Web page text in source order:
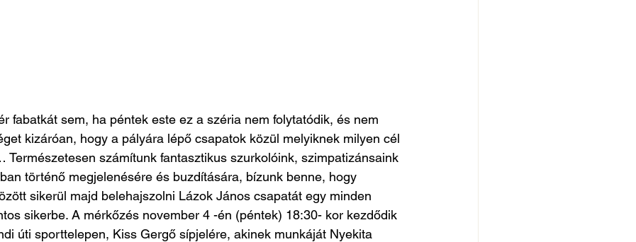
fabatkát sem, ha péntek este ez a széria nem folytatódik, és nem
kizáróan, hogy a pályára lépő csapatok közül melyiknek milyen cél
Természetesen számítunk fantasztikus szurkolóink, szimpatizánsaink
történő megjelenésére és buzdítására, bízunk benne, hogy
sikerül majd belehajszolni Lázok János csapatát egy minden
sikerbe. A mérkőzés november 4 -én (péntek) 18:30- kor kezdődik
úti sporttelepen, Kiss Gergő sípjelére, akinek munkáját Nyekita